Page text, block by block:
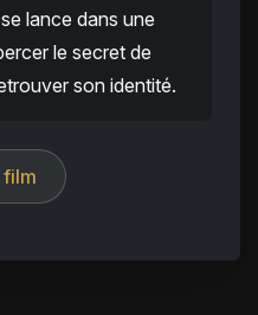
lance dans une
le secret de
son identité.